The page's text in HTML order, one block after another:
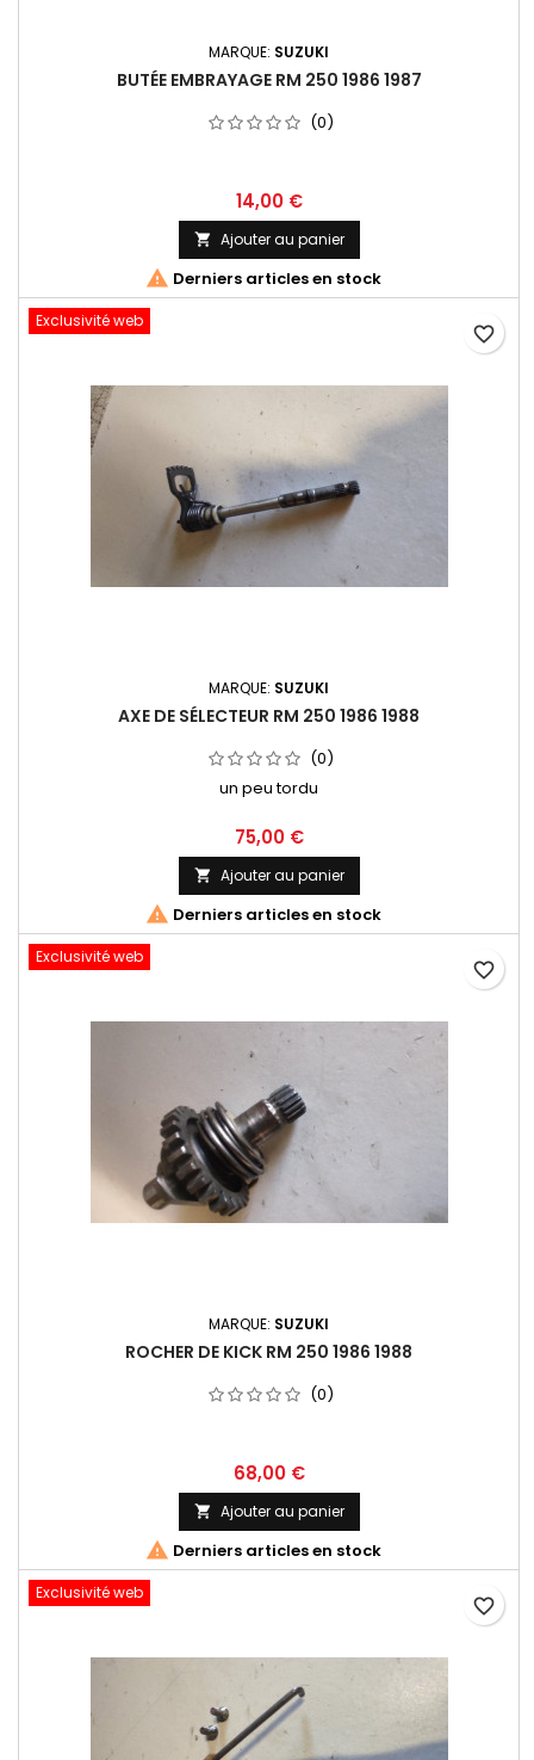
MARQUE: SUZUKI
BUTÉE EMBRAYAGE RM 250 1986 1987
(0)
14,00 €
 Ajouter au panier
 Derniers articles en stock
Exclusivité web
MARQUE: SUZUKI
AXE DE SÉLECTEUR RM 250 1986 1988
(0)
un peu tordu
75,00 €
 Ajouter au panier
 Derniers articles en stock
favorite_border
Exclusivité web
MARQUE: SUZUKI
ROCHER DE KICK RM 250 1986 1988
(0)
68,00 €
 Ajouter au panier
 Derniers articles en stock
favorite_border
Exclusivité web
favorite_border